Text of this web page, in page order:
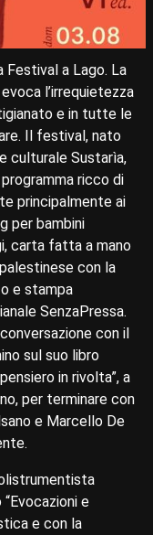
Festival a Lago. La
l’irrequietezza
e in tutte le
Il festival, nato
culturale Sustarìa,
ricco di
principalmente ai
per bambini
carta fatta a mano
con la
e stampa
SenzaPressa.
con il
sul suo libro
in rivolta”, a
per terminare con
e Marcello De
e
e con la